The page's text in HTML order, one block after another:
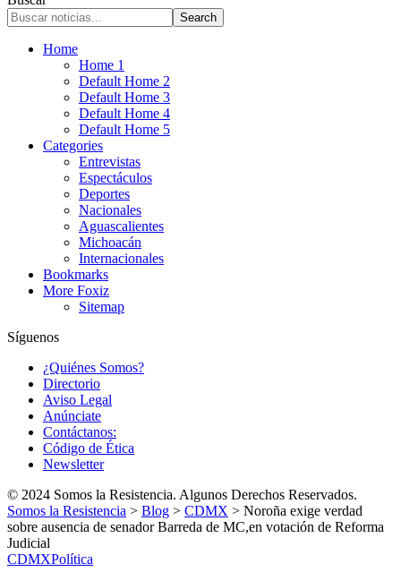
Home
Home 1
Default Home 2
Default Home 3
Default Home 4
Default Home 5
Categories
Entrevistas
Espectáculos
Deportes
Nacionales
Aguascalientes
Michoacán
Internacionales
Bookmarks
More Foxiz
Sitemap
Síguenos
¿Quiénes Somos?
Directorio
Aviso Legal
Anúnciate
Contáctanos:
Código de Ética
Newsletter
© 2024 Somos la Resistencia. Algunos Derechos Reservados.
Somos la Resistencia > Blog > CDMX > Noroña exige verdad
sobre ausencia de senador Barreda de MC,en votación de Reforma
Judicial
CDMXPolítica